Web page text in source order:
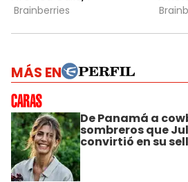
MÁS EN
De Panamá a
sombreros que
convirtió en su